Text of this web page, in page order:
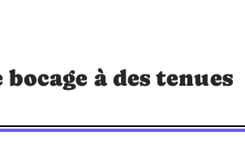
à des tenues